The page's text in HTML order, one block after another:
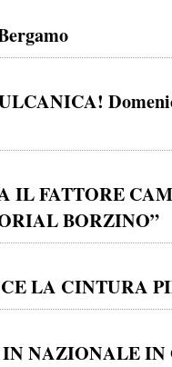
IL FATTORE
BORZINO”
LA CINTURA
NAZIONALE